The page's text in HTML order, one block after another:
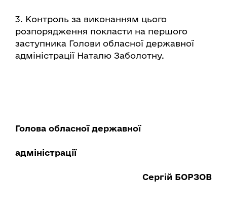
3. Контроль за виконанням цього
розпорядження покласти на першого
заступника Голови обласної державної
адміністрації Наталю Заболотну.
Голова обласної державної
адміністрації
Сергій БОРЗОВ